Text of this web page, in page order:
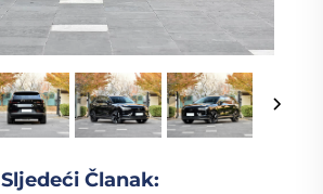
Sljedeći Članak: